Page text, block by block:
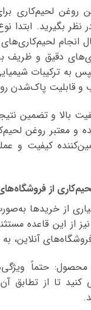
روغن لحیم‌کاری
نظر بگیرید. ابتدا
انجام
دقیق و ظریف
به ترکیبات
و قابلیت پاک‌شدن
بالا و تضمین
و معتبر روغن
کیفیت و
از
از خریدها
از این قاعده
آنلاین،
محصول: حتماً
کنید تا از تطابق